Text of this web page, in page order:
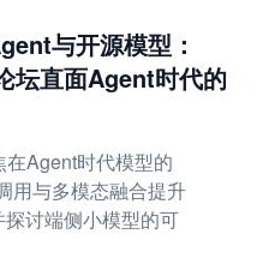
与开源模型：
坛直面Agent时代的
Agent时代模型的
用与多模态融合提升
讨端侧小模型的可